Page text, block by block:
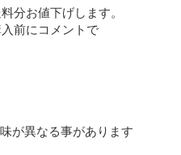
分お値下げします。
前にコメントで
が異なる事があります